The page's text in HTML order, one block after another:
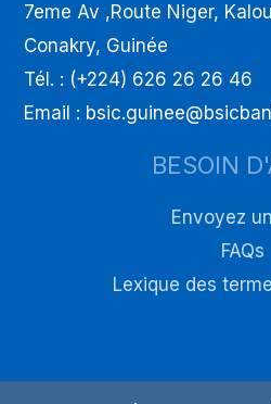
7eme Av ,Route Niger,
Conakry, Guinée
Tél. : (+224) 626 26 26 46
Email :
BESOIN
Envoyez
FAQs
Lexique des